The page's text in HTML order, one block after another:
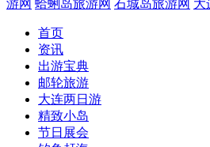
游网 蛤蜊岛旅游网 石城岛旅游网 大
首页
资讯
出游宝典
邮轮旅游
大连两日游
精致小岛
节日展会